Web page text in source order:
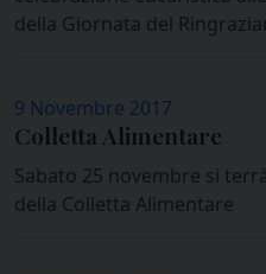
della Giornata del
9 Novembre 2017
Colletta Alimentare
Sabato 25 novembre si
della Colletta Alimentare